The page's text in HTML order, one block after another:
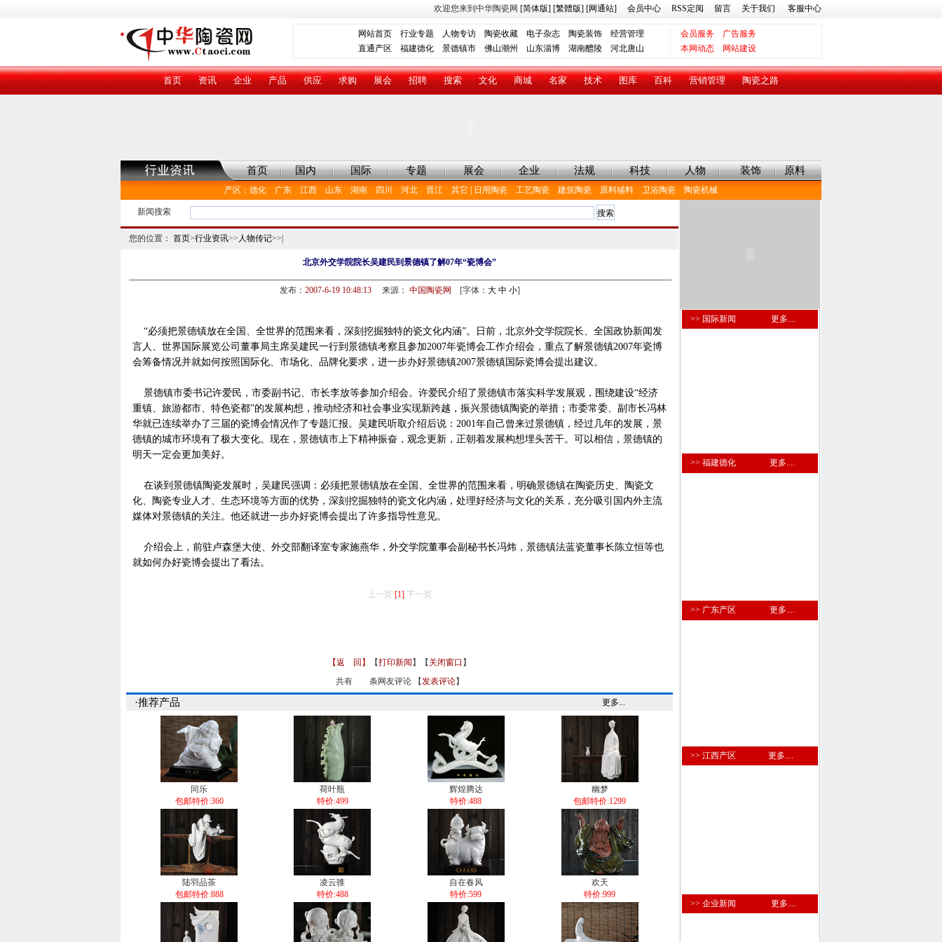
欢迎您来到中华陶瓷网 [简体版] [繁體版] [网通站] 会员中心 RSS定阅 留言 关于我们 客服中心
网站首页 行业专题 人物专访 陶瓷收藏 电子杂志 陶瓷装饰 经营管理 会员服务
广告服务
直通产区 福建德化 景德镇市 佛山潮州 山东淄博 湖南醴陵 河北唐山 本网动态 网站建设
首页 资讯 企业 产品 供应 求购 展会 招聘 搜索 文化 商城 名家 技术 图库 百科 营销管理 陶瓷之路
首页 国内 国际 专题 展会 企业 法规 科技 人物 装饰 原料
产区 ： 德化 广东 江西 山东 湖南 四川 河北 晋江 其它 日用陶瓷 工艺陶瓷 建筑陶瓷 原料辅料 卫浴陶瓷 陶瓷机械
新闻搜索
您的位置： 首页>行业资讯>> 人物传记>>|
北京外交学院院长吴建民到景德镇了解07年“瓷博会”
发布： 2007-6-19 10:48:13来源： 中国陶瓷网 [字体： 大 中 小]
“必须把景德镇放在全国、全世界的范围来看，深刻挖掘独特的瓷文化内涵”。日前，北京外交学院院长、全国政协新闻发
言人、世界国际展览公司董事局主席吴建民一行到景德镇考察且参加2007年瓷博会工作介绍会，重点了解景德镇2007年瓷博
会筹备情况并就如何按照国际化、市场化、品牌化要求，进一步办好景德镇2007景德镇国际瓷博会提出建议。
景德镇市委书记许爱民，市委副书记、市长李放等参加介绍会。许爱民介绍了景德镇市落实科学发展观，围绕建设“经济
重镇、旅游都市、特色瓷都”的发展构想，推动经济和社会事业实现新跨越，振兴景德镇陶瓷的举措；市委常委、副市长冯林
华就已连续举办了三届的瓷博会情况作了专题汇报。吴建民听取介绍后说：2001年自己曾来过景德镇，经过几年的发展，景
德镇的城市环境有了极大变化。现在，景德镇市上下精神振奋，观念更新，正朝着发展构想埋头苦干。可以相信，景德镇的
明天一定会更加美好。
在谈到景德镇陶瓷发展时，吴建民强调：必须把景德镇放在全国、全世界的范围来看，明确景德镇在陶瓷历史、陶瓷文
化、陶瓷专业人才、生态环境等方面的优势，深刻挖掘独特的瓷文化内涵，处理好经济与文化的关系，充分吸引国内外主流
媒体对景德镇的关注。他还就进一步办好瓷博会提出了许多指导性意见。
介绍会上，前驻卢森堡大使、外交部翻译室专家施燕华，外交学院董事会副秘书长冯炜，景德镇法蓝瓷董事长陈立恒等也
就如何办好瓷博会提出了看法。
上一页 [1] 下一页
【返 回】 【打印新闻 】【 关闭窗口 】
共有
条网友评论 【发表评论】
·推荐产品 更多...
同乐
包邮特价:360
荷叶瓶
特价:499
辉煌腾达
特价:488
幽梦
包邮特价:1299
陆羽品茶
包邮特价:888
凌云骓
特价:488
自在春风
特价:599
欢天
特价:999
>> 国际新闻 更多....
>> 福建德化 更多....
>> 广东产区 更多....
>> 江西产区 更多....
>> 企业新闻 更多....